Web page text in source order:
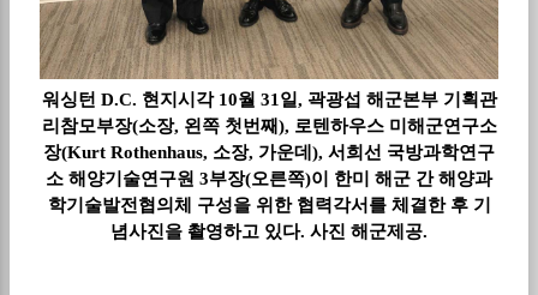
워싱턴 D.C. 현지시각 10월 31일, 곽광섭 해군본부 기획관
리참모부장(소장, 왼쪽 첫번째), 로텐하우스 미해군연구소
장(Kurt Rothenhaus, 소장, 가운데), 서희선 국방과학연구
소 해양기술연구원 3부장(오른쪽)이 한미 해군 간 해양과
학기술발전협의체 구성을 위한 협력각서를 체결한 후 기
념사진을 촬영하고 있다. 사진 해군제공.